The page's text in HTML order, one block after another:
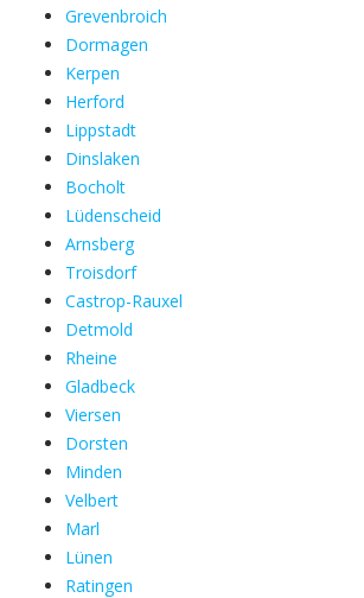
Grevenbroich
Dormagen
Kerpen
Herford
Lippstadt
Dinslaken
Bocholt
Lüdenscheid
Arnsberg
Troisdorf
Castrop-Rauxel
Detmold
Rheine
Gladbeck
Viersen
Dorsten
Minden
Velbert
Marl
Lünen
Ratingen